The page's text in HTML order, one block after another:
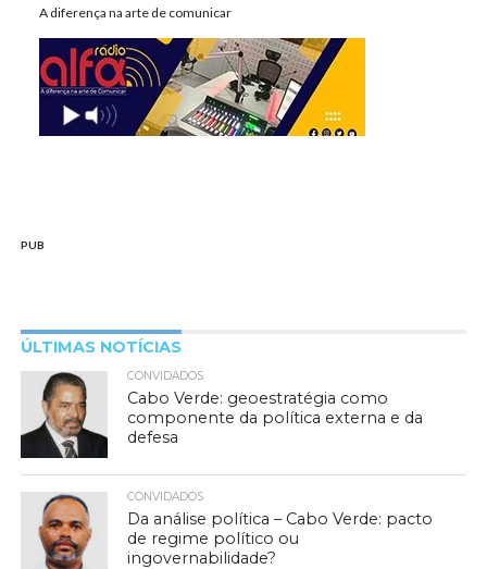
A diferença na arte de comunicar
PUB
ÚLTIMAS NOTÍCIAS
CONVIDADOS
Cabo Verde: geoestratégia como
componente da política externa e da
defesa
CONVIDADOS
Da análise política – Cabo Verde: pacto
de regime político ou
ingovernabilidade?